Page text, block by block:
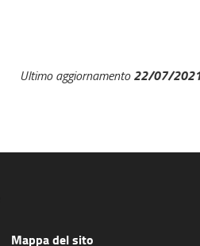
Ultimo aggiornamento22/07/
Mappa del sito